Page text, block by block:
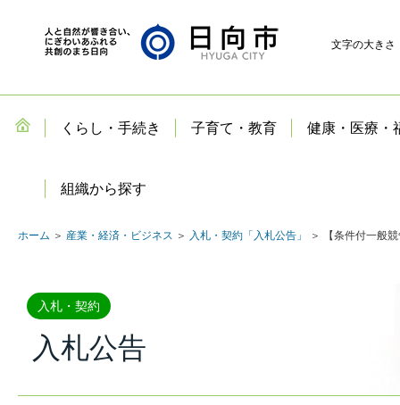
文字の大きさ
くらし・手続き 子育て・教育 健康・医療・
組織から探す
ホーム ＞ 産業・経済・ビジネス ＞ 入札・契約「入札公告」 ＞ 【条件付一般
入札・契約
入札公告